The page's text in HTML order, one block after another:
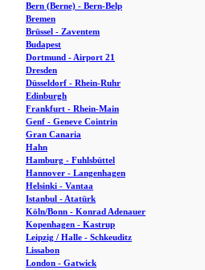
Bern (Berne) - Bern-Belp
Bremen
Brüssel - Zaventem
Budapest
Dortmund - Airport 21
Dresden
Düsseldorf - Rhein-Ruhr
Edinburgh
Frankfurt - Rhein-Main
Genf - Geneve Cointrin
Gran Canaria
Hahn
Hamburg - Fuhlsbüttel
Hannover - Langenhagen
Helsinki - Vantaa
Istanbul - Atatürk
Köln/Bonn - Konrad Adenauer
Kopenhagen - Kastrup
Leipzig / Halle - Schkeuditz
Lissabon
London - Gatwick